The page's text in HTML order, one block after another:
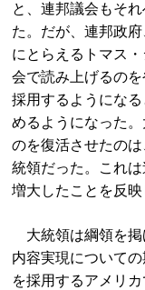
と、連邦議会もそ
た。だが、連邦政
にとらえるトマス
会で読み上げるの
採用するようにな
めるようになった
のを復活させたの
統領だった。これ
増大したことを反映
大統領は綱領を掲
内容実現について
を採用するアメリ